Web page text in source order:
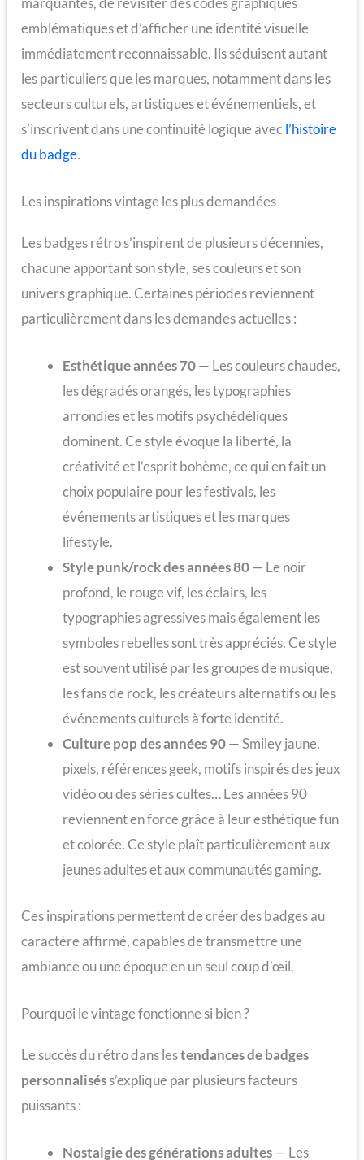
emblématiques et d’afficher une identité visuelle
immédiatement reconnaissable. Ils séduisent autant
les particuliers que les marques, notamment dans les
secteurs culturels, artistiques et événementiels, et
s’inscrivent dans une continuité logique avecl’histoire
du badge.
Les inspirations vintage les plus demandées
Les badges rétro s’inspirent de plusieurs décennies,
chacune apportant son style, ses couleurs et son
univers graphique. Certaines périodes reviennent
particulièrement dans les demandes actuelles :
Esthétique années 70— Les couleurs chaudes,
les dégradés orangés, les typographies
arrondies et les motifs psychédéliques
dominent. Ce style évoque la liberté, la
créativité et l’esprit bohème, ce qui en fait un
choix populaire pour les festivals, les
événements artistiques et les marques
lifestyle.
Style punk/rock des années 80— Le noir
profond, le rouge vif, les éclairs, les
typographies agressives mais également les
symboles rebelles sont très appréciés. Ce style
est souvent utilisé par les groupes de musique,
les fans de rock, les créateurs alternatifs ou les
événements culturels à forte identité.
Culture pop des années 90— Smiley jaune,
pixels, références geek, motifs inspirés des jeux
vidéo ou des séries cultes… Les années 90
reviennent en force grâce à leur esthétique fun
et colorée. Ce style plaît particulièrement aux
jeunes adultes et aux communautés gaming.
Ces inspirations permettent de créer des badges au
caractère affirmé, capables de transmettre une
ambiance ou une époque en un seul coup d’œil.
Pourquoi le vintage fonctionne si bien ?
Le succès du rétro dans lestendances de badges
personnaliséss’explique par plusieurs facteurs
puissants :
Nostalgie des générations adultes— Les